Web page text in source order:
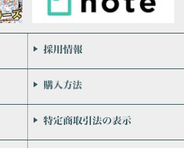
会社案内
お問い合わせ
個人情報保護方針